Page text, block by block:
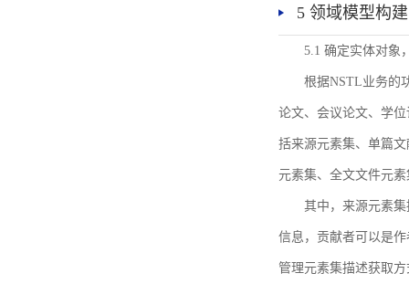
5 领域模型构建
5.1 确定实体对象
根据NSTL业务的
论文、会议论文、学
括来源元素集、单篇
元素集、全文文件元
其中，来源元素
信息，贡献者可以是
管理元素集描述获取